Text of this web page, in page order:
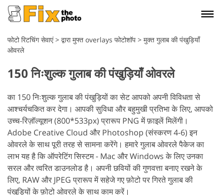
फोटो रिटचिंग सेवाएं> द्वारा मुफ्त overlays फोटोशॉप > मुक्त गुलाब की पंखुड़ियाँ
ओवरले
150 निःशुल्क गुलाब की पंखुड़ियाँ ओवरले
का 150 निःशुल्क गुलाब की पंखुड़ियों का सेट आपको अपनी विविधता से
आश्चर्यचकित कर देगा। आपकी सुविधा और बहुमुखी प्रतिभा के लिए, आपको
उच्च-रिज़ॉल्यूशन (800*533px) प्रारूप PNG में फ़ाइलें मिलेंगी।
Adobe Creative Cloud और Photoshop (संस्करण 4-6) इन
ओवरले के साथ पूरी तरह से सामना करेंगे। हमारे गुलाब ओवरले पैकेज का
लाभ यह है कि ऑपरेटिंग सिस्टम - Mac और Windows के लिए उनका
सरल और त्वरित डाउनलोड है। अपनी छवियों की गुणवत्ता बनाए रखने के
लिए, RAW और JPEG प्रारूप में सहेजे गए फ़ोटो पर गिरते गुलाब की
पंखुड़ियों के फ़ोटो ओवरले के साथ काम करें।